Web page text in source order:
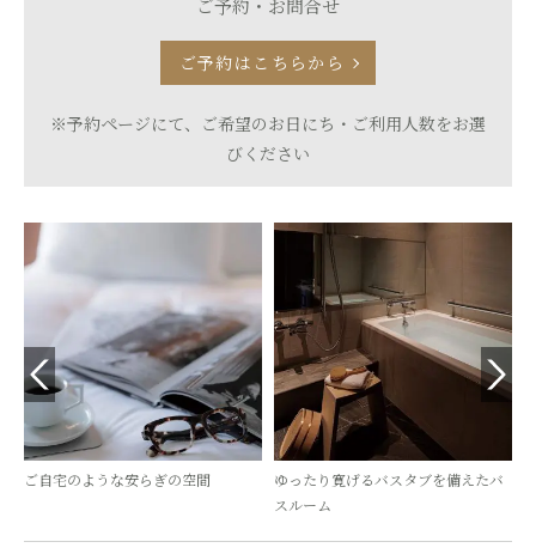
ご予約・お問合せ
ご予約はこちらから
※予約ページにて、ご希望のお日にち・ご利用人数をお選
びください
ご自宅のような安らぎの空間
ゆったり寛げるバスタブを備えたバ
スルーム